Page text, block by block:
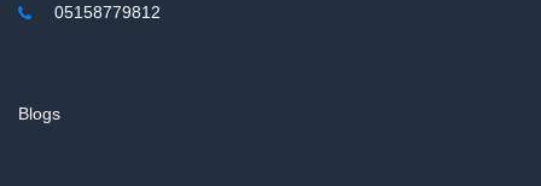
05158779812
Blogs